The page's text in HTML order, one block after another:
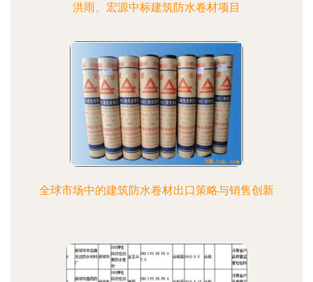
洪雨、宏源中标建筑防水卷材项目
全球市场中的建筑防水卷材出口策略与销售创新